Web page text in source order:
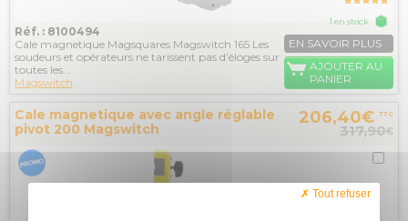
Réf. : 8100494
Cale magnetique Magsquares Magswitch 165 Les
soudeurs et opérateurs ne tarissent pas d’éloges sur
toutes les...
Magswitch
1 en stock
EN SAVOIR PLUS
AJOUTER AU
PANIER
Cale magnetique avec angle réglable
pivot 200 Magswitch
206,40€ TTC
317,90€
Tout refuser